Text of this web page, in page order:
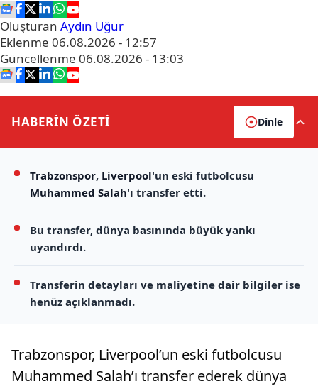
Oluşturan Aydın Uğur
Eklenme 06.08.2026 - 12:57
Güncellenme 06.08.2026 - 13:03
HABERİN ÖZETİ Dinle
Trabzonspor, Liverpool'un eski futbolcusu
Muhammed Salah'ı transfer etti.
Bu transfer, dünya basınında büyük yankı
uyandırdı.
Transferin detayları ve maliyetine dair bilgiler ise
henüz açıklanmadı.
Trabzonspor, Liverpool’un eski futbolcusu
Muhammed Salah’ı transfer ederek dünya